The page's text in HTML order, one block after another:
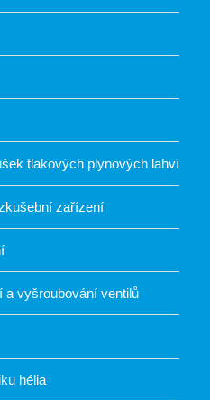
tlakových plynových lahví
zařízení
a vyšroubování ventilů
hélia